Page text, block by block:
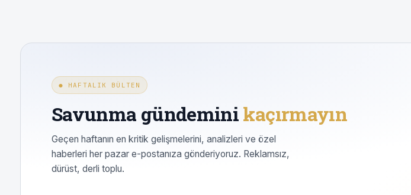
● HAFTALIK BÜLTEN
Savunma gündeminikaçırmayın
Geçen haftanın en kritik gelişmelerini, analizleri ve özel
haberleri her pazar e-postanıza gönderiyoruz. Reklamsız,
dürüst, derli toplu.